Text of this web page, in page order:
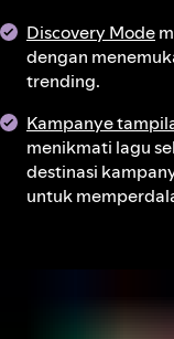
Discovery Mode
dengan
trending.
Kampanye
menikmati lagu
destinasi
untuk